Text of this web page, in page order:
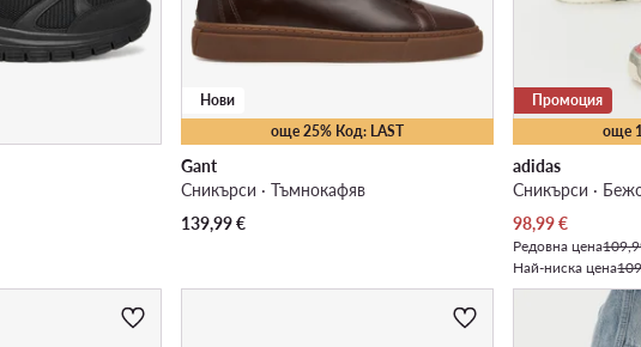
още 25% Код: LAST
Нови
Gant
Сникърси · Тъмнокафяв
139,99€
още
Промоция
adidas
Сникърси ·
Актуална цена
98,99€
Редовна цена
Най-ниска цена